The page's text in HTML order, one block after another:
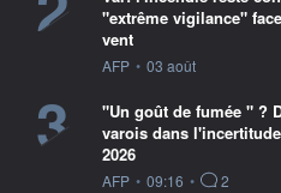
"extrême vigilance"
vent
information fournie par
AFP • 03 août
3
"Un goût de fumée " ?
varois dans
2026
information fournie par
AFP • 09:16 • 2